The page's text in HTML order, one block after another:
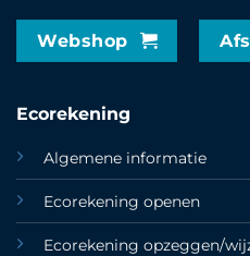
Webshop
Ecorekening
Algemene informatie
Ecorekening openen
Ecorekening opzeggen/